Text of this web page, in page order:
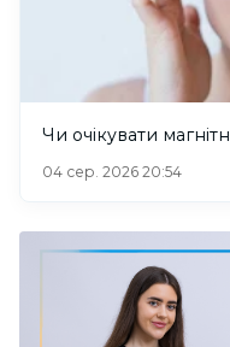
Чи очікувати
04 сер. 2026 20:54